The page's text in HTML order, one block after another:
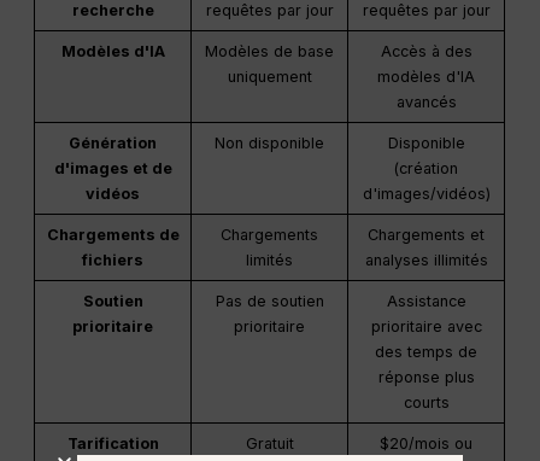
recherche
requêtes par jour
requêtes par jour
Modèles d'IA
Modèles de base
uniquement
Accès à des
modèles d'IA
avancés
Génération
d'images et de
vidéos
Non disponible
Disponible
(création
d'images/vidéos)
Chargements de
fichiers
Chargements
limités
Chargements et
analyses illimités
Soutien
prioritaire
Pas de soutien
prioritaire
Assistance
prioritaire avec
des temps de
réponse plus
courts
Tarification Gratuit
$20/mois ou